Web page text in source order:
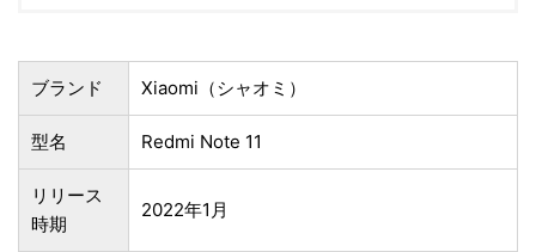
ブランド Xiaomi（シャオミ）
型名 Redmi Note 11
リリース
時期
2022年1月